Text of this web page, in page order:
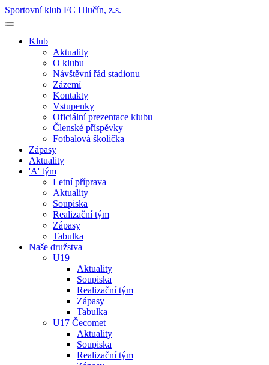
Sportovní klub FC Hlučín, z.s.
Klub
Aktuality
O klubu
Návštěvní řád stadionu
Zázemí
Kontakty
Vstupenky
Oficiální prezentace klubu
Členské příspěvky
Fotbalová školička
Zápasy
Aktuality
'A' tým
Letní příprava
Aktuality
Soupiska
Realizační tým
Zápasy
Tabulka
Naše družstva
U19
Aktuality
Soupiska
Realizační tým
Zápasy
Tabulka
U17 Čecomet
Aktuality
Soupiska
Realizační tým